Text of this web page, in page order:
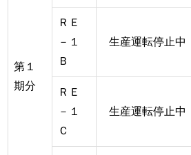
第１
期分
ＲＥ
－１
Ｂ
生産運転停止中
ＲＥ
－１
Ｃ
生産運転停止中